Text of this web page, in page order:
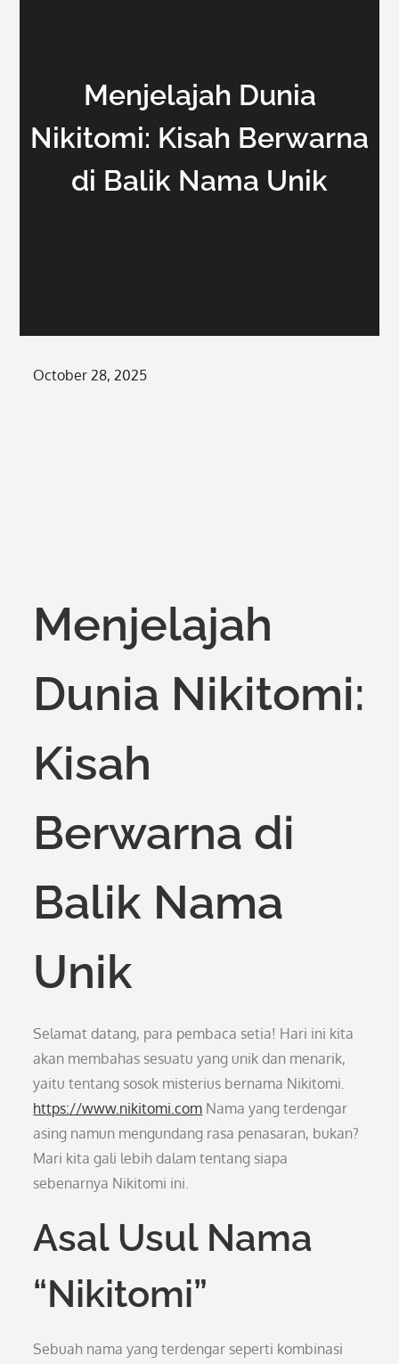
Menjelajah Dunia
Nikitomi: Kisah Berwarna
di Balik Nama Unik
Posted
October 28, 2025
Menjelajah
Dunia Nikitomi:
Kisah
Berwarna di
Balik Nama
Unik
Selamat datang, para pembaca setia! Hari ini kita
akan membahas sesuatu yang unik dan menarik,
yaitu tentang sosok misterius bernama Nikitomi.
https://www.nikitomi.com Nama yang terdengar
asing namun mengundang rasa penasaran, bukan?
Mari kita gali lebih dalam tentang siapa
sebenarnya Nikitomi ini.
Asal Usul Nama
“Nikitomi”
Sebuah nama yang terdengar seperti kombinasi